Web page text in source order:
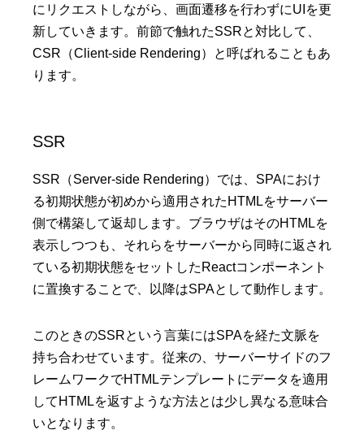
にリクエストしながら、画面遷移を行わずにUIを更
新していきます。前節で触れたSSRと対比して、
CSR（Client-side Rendering）と呼ばれることもあ
ります。
SSR
SSR（Server-side Rendering）では、SPAにおけ
る初期状態が初めから適用されたHTMLをサーバー
側で構築して返却します。ブラウザはそのHTMLを
表示しつつも、それらをサーバーから同時に返され
ている初期状態をセットしたReactコンポーネント
に置換することで、以降はSPAとして動作します。
このときのSSRという言葉にはSPAを経た文脈を
持ち合わせています。従来の、サーバーサイドのフ
レームワークでHTMLテンプレートにデータを適用
してHTMLを返すような方法とは少し異なる意味合
いとなります。